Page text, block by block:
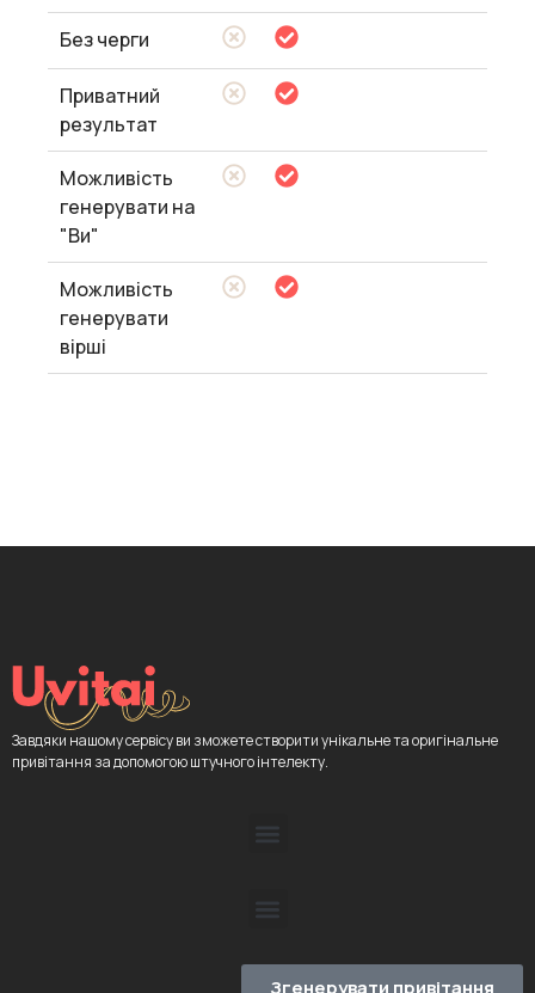
Без черги
Приватний
результат
Можливість
генерувати на
"Ви"
Можливість
генерувати
вірші
Завдяки нашому сервісу ви зможете створити унікальне та оригінальне
привітання за допомогою штучного інтелекту.
Згенерувати привітання